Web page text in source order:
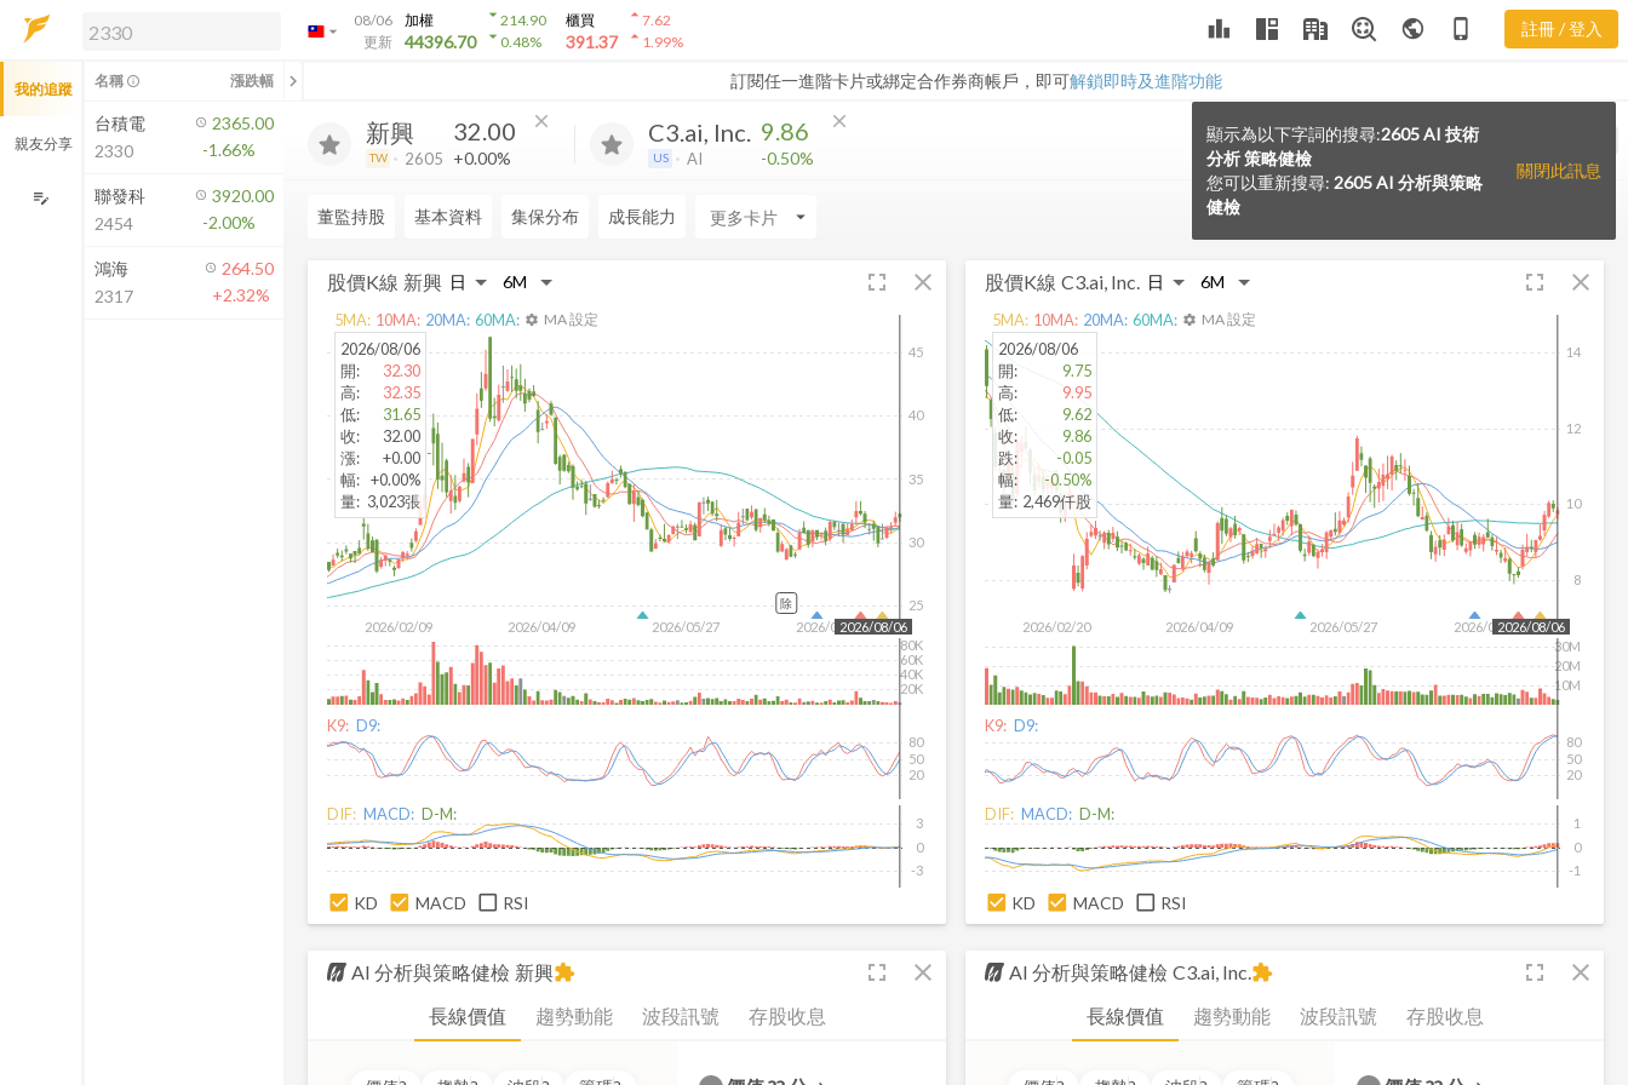
arrow_drop_down
08/06
更新
加權
44396.70
arrow_drop_down214.90
arrow_drop_down0.48%
櫃買
391.37
arrow_drop_up7.62
arrow_drop_up1.99% leaderboard public phone_iphone 註冊 / 登入
訂閱任一進階卡片或綁定合作券商帳戶，即可解鎖即時及進階功能
解鎖即時行情及進階功能
方案」，即可解鎖以下功能：
即時行情
即時市況與排行
成交金額熱力圖
前往方案訂閱
如何綁定合作券商
顯示為以下字詞的搜尋:2605 AI 技術
分析 策略健檢
您可以重新搜尋: 2605 AI 分析與策略
健檢
關閉此訊息
新興
TW 2605
32.00
+0.00%
close C3.ai, Inc.
US AI
9.86
-0.50%
close
董監持股 基本資料 集保分布 成長能力 arrow_drop_down
股價K線 新興 fullscreen close
2026/02/09 2026/04/09 2026/05/27 2026/07/15
25
30
35
40
45
2026/08/06
20K
40K
60K
80K
2026/08/06
開:
32.30
高:
32.35
低:
31.65
收:
32.00
漲:
+0.00
幅: +0.00%
量: 3,023張
5MA: 10MA: 20MA: 60MA: settings MA 設定
除
K9: D9:
20
50
80
DIF: MACD: D-M:
-3
0
3
KD MACD RSI
股價K線 C3.ai, Inc. fullscreen close
2026/02/20 2026/04/09 2026/05/27 2026/07/15
8
10
12
14
2026/08/06
10M
20M
30M
2026/08/06
開:
9.75
高:
9.95
低:
9.62
收:
9.86
跌:
-0.05
幅:
-0.50%
量: 2,469仟股
5MA: 10MA: 20MA: 60MA: settings MA 設定
K9: D9:
20
50
80
DIF: MACD: D-M:
-1
0
1
KD MACD RSI
AI 分析與策略健檢 新興 fullscreen close
extension
長線價值 趨勢動能 波段訊號 存股收息
AI 分析與策略健檢 C3.ai, Inc. fullscreen close
extension
長線價值 趨勢動能 波段訊號 存股收息
我的追蹤
親友分享
edit_note
名稱 info_outline 漲跌幅 chevron_left
台積電
2330
2365.00
-1.66%
聯發科
2454
3920.00
-2.00%
鴻海
2317
264.50
+2.32%